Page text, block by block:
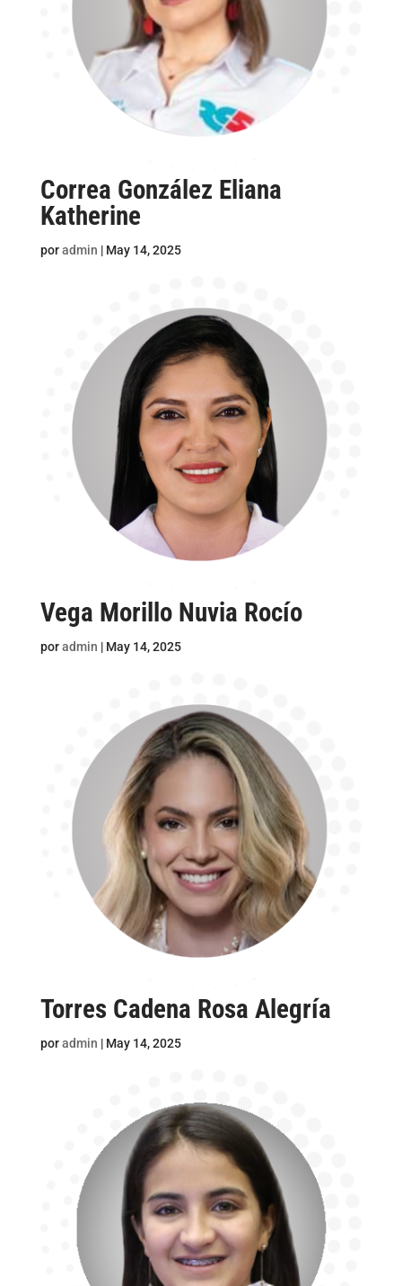
Correa González Eliana
Katherine
poradmin | May 14, 2025
Vega Morillo Nuvia Rocío
poradmin | May 14, 2025
Torres Cadena Rosa Alegría
poradmin | May 14, 2025